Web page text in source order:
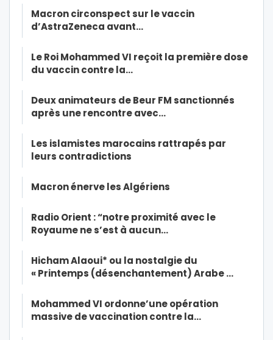
Macron circonspect sur le vaccin
d’AstraZeneca avant…
Le Roi Mohammed VI reçoit la première dose
du vaccin contre la…
Deux animateurs de Beur FM sanctionnés
après une rencontre avec…
Les islamistes marocains rattrapés par
leurs contradictions
Macron énerve les Algériens
Radio Orient : “notre proximité avec le
Royaume ne s’est à aucun…
Hicham Alaoui* ou la nostalgie du
« Printemps (désenchantement) Arabe …
Mohammed VI ordonne’une opération
massive de vaccination contre la…